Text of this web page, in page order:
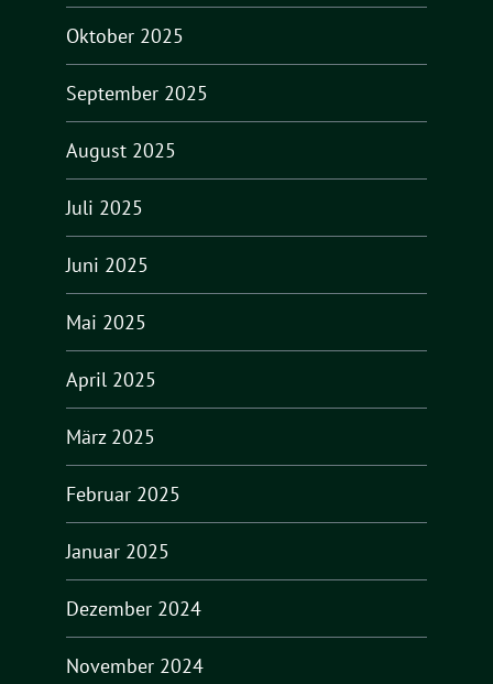
Oktober 2025
September 2025
August 2025
Juli 2025
Juni 2025
Mai 2025
April 2025
März 2025
Februar 2025
Januar 2025
Dezember 2024
November 2024